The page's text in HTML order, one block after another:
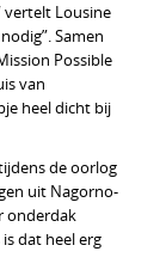
vertelt Lousine
Samen
Possible
van
heel dicht bij
de oorlog
uit Nagorno-
onderdak
dat heel erg